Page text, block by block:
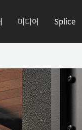
미디어 Splice